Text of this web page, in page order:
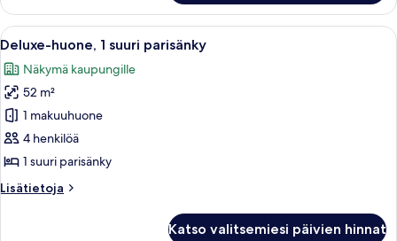
1
suuri
parisänky
Avaa
kaikki
huonetyypin
Deluxe-
huone,
1
suuri
kuvat
Hotellihuone, jossa on suuri sänky,
3
Deluxe-huone, 1 suuri parisänky
Näkymä kaupungille
52 m²
1 makuuhuone
4 henkilöä
1 suuri parisänky
Lisätietoja
Lisätietoja
Katso valitsemiesi päivien hinnat